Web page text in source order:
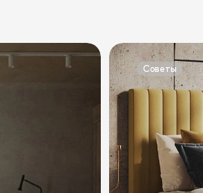
Кровати шириной 90 см Кровати
Высокие кровати
см (для маленькой комнаты)
Кровати 140х190 см
Кровати 120х200 см Кровати
Кровати с подъемным механизмом
Советы